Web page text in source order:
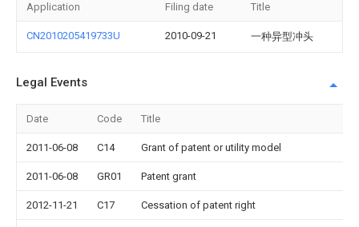
Application Filing date Title
CN2010205419733U 2010-09-21 一种异型冲头
Legal Events
Date Code Title
2011-06-08 C14 Grant of patent or utility model
2011-06-08 GR01 Patent grant
2012-11-21 C17 Cessation of patent right